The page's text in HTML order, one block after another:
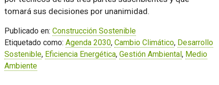
tomará sus decisiones por unanimidad.
Publicado en: Construcción Sostenible
Etiquetado como: Agenda 2030, Cambio Climático, Desarrollo
Sostenible, Eficiencia Energética, Gestión Ambiental, Medio
Ambiente